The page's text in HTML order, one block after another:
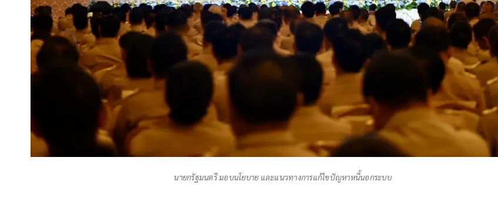
นายกรัฐมนตรี มอบนโยบาย และแนวทางการแก้ไขปัญหาหนี้นอกระบบ